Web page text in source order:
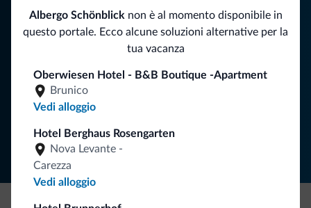
Albergo Schönblick non è al momento disponibile in
questo portale. Ecco alcune soluzioni alternative per la
tua vacanza
Oberwiesen Hotel - B&B Boutique -Apartment
Brunico
Vedi alloggio
Hotel Berghaus Rosengarten
Nova Levante -
Carezza
Vedi alloggio
vacanza nelle Dolomiti.
ISCRIVITI ALLA NEWSLETTER